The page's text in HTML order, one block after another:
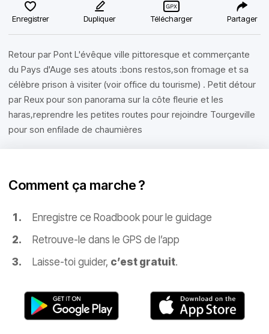
Enregistrer Dupliquer Télécharger Partager
Retour par Pont L'évêque ville pittoresque et commerçante
du Pays d'Auge ses atouts :bons restos,son fromage et sa
célèbre prison à visiter (voir office du tourisme) . Petit détour
par Reux pour son panorama sur la côte fleurie et les
haras,reprendre les petites routes pour rejoindre Tourgeville
pour son enfilade de chaumières
Comment ça marche ?
Enregistre ce Roadbook pour le guidage
Retrouve-le dans le GPS de l’app
Laisse-toi guider, c’est gratuit.